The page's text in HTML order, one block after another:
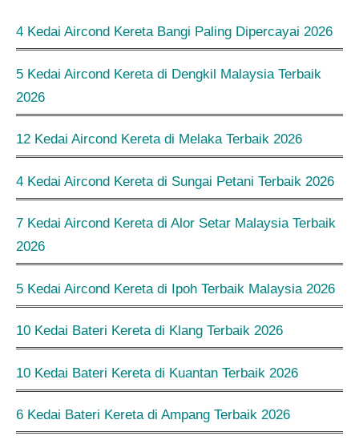
4 Kedai Aircond Kereta Bangi Paling Dipercayai 2026
5 Kedai Aircond Kereta di Dengkil Malaysia Terbaik
2026
12 Kedai Aircond Kereta di Melaka Terbaik 2026
4 Kedai Aircond Kereta di Sungai Petani Terbaik 2026
7 Kedai Aircond Kereta di Alor Setar Malaysia Terbaik
2026
5 Kedai Aircond Kereta di Ipoh Terbaik Malaysia 2026
10 Kedai Bateri Kereta di Klang Terbaik 2026
10 Kedai Bateri Kereta di Kuantan Terbaik 2026
6 Kedai Bateri Kereta di Ampang Terbaik 2026